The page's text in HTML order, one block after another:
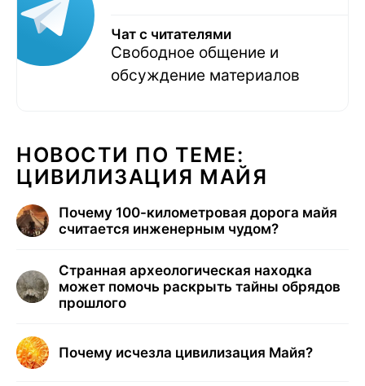
Чат с читателями
Свободное общение и
обсуждение материалов
НОВОСТИ ПО ТЕМЕ:
ЦИВИЛИЗАЦИЯ МАЙЯ
Почему 100-километровая дорога майя
считается инженерным чудом?
Странная археологическая находка
может помочь раскрыть тайны обрядов
прошлого
Почему исчезла цивилизация Майя?